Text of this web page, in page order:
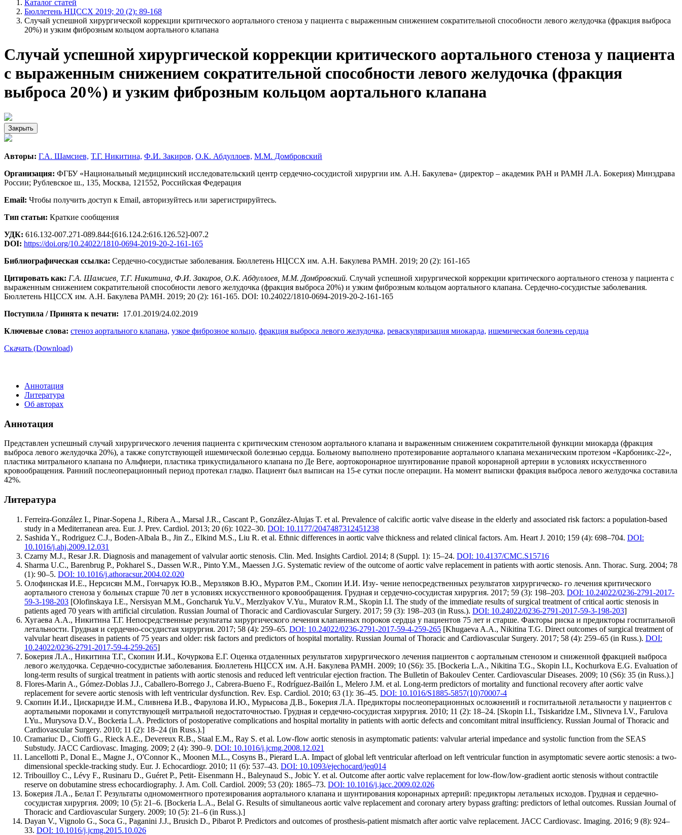
Каталог статей
Бюллетень НЦССХ 2019; 20 (2): 89-168
Случай успешной хирургической коррекции критического аортального стеноза у пациента с выраженным снижением сократительной способности левого желудочка (фракция выброса
20%) и узким фиброзным кольцом аортального клапана
Случай успешной хирургической коррекции критического аортального стеноза у пациента
с выраженным снижением сократительной способности левого желудочка (фракция
выброса 20%) и узким фиброзным кольцом аортального клапана
Закрыть
Авторы: Г.А. Шамсиев, Т.Г. Никитина, Ф.И. Закиров, О.К. Абдуллоев, М.М. Домбровский
Организация: ФГБУ «Национальный медицинский исследовательский центр сердечно-сосудистой хирургии им. А.Н. Бакулева» (директор – академик РАН и РАМН Л.А. Бокерия) Минздрава
России; Рублевское ш., 135, Москва, 121552, Российская Федерация
Email: Чтобы получить доступ к Email, авторизуйтесь или зарегистрируйтесь.
Тип статьи: Краткие сообщения
УДК: 616.132-007.271-089.844:[616.124.2:616.126.52]-007.2
DOI: https://doi.org/10.24022/1810-0694-2019-20-2-161-165
Библиографическая ссылка: Сердечно-сосудистые заболевания. Бюллетень НЦССХ им. А.Н. Бакулева РАМН. 2019; 20 (2): 161-165
Цитировать как: Г.А. Шамсиев, Т.Г. Никитина, Ф.И. Закиров, О.К. Абдуллоев, М.М. Домбровский. Случай успешной хирургической коррекции критического аортального стеноза у пациента с
выраженным снижением сократительной способности левого желудочка (фракция выброса 20%) и узким фиброзным кольцом аортального клапана. Сердечно-сосудистые заболевания.
Бюллетень НЦССХ им. А.Н. Бакулева РАМН. 2019; 20 (2): 161-165. DOI: 10.24022/1810-0694-2019-20-2-161-165
Поступила / Принята к печати: 17.01.2019/24.02.2019
Ключевые слова: стеноз аортального клапана, узкое фиброзное кольцо, фракция выброса левого желудочка, реваскуляризация миокарда, ишемическая болезнь сердца
Скачать (Download)
Аннотация
Литература
Об авторах
Аннотация
Представлен успешный случай хирургического лечения пациента с критическим стенозом аортального клапана и выраженным снижением сократительной функции миокарда (фракция
выброса левого желудочка 20%), а также сопутствующей ишемической болезнью сердца. Больному выполнено протезирование аортального клапана механическим протезом «Карбоникс-22»,
пластика митрального клапана по Альфиери, пластика трикуспидального клапана по Де Веге, аортокоронарное шунтирование правой коронарной артерии в условиях искусственного
кровообращения. Ранний послеоперационный период протекал гладко. Пациент был выписан на 15-е сутки после операции. На момент выписки фракция выброса левого желудочка составила
42%.
Литература
Ferreira-González I., Pinar-Sopena J., Ribera A., Marsal J.R., Cascant P., González-Alujas T. et al. Prevalence of calcific aortic valve disease in the elderly and associated risk factors: a population-based
study in a Mediterranean area. Eur. J. Prev. Cardiol. 2013; 20 (6): 1022–30. DOI: 10.1177/2047487312451238
Sashida Y., Rodriguez C.J., Boden-Albala B., Jin Z., Elkind M.S., Liu R. et al. Ethnic differences in aortic valve thickness and related clinical factors. Am. Heart J. 2010; 159 (4): 698–704. DOI:
10.1016/j.ahj.2009.12.031
Czarny M.J., Resar J.R. Diagnosis and management of valvular aortic stenosis. Clin. Med. Insights Cardiol. 2014; 8 (Suppl. 1): 15–24. DOI: 10.4137/CMC.S15716
Sharma U.C., Barenbrug P., Pokharel S., Dassen W.R., Pinto Y.M., Maessen J.G. Systematic review of the outcome of aortic valve replacement in patients with aortic stenosis. Ann. Thorac. Surg. 2004; 78
(1): 90–5. DOI: 10.1016/j.athoracsur.2004.02.020
Олофинская И.Е., Нерсисян М.М., Гончарук Ю.В., Мерзляков В.Ю., Муратов Р.М., Скопин И.И. Изу- чение непосредственных результатов хирургическо- го лечения критического
аортального стеноза у больных старше 70 лет в условиях искусственного кровообращения. Грудная и сердечно-сосудистая хирургия. 2017; 59 (3): 198–203. DOI: 10.24022/0236-2791-2017-
59-3-198-203 [Olofinskaya I.E., Nersisyan M.M., Goncharuk Yu.V., Merzlyakov V.Yu., Muratov R.M., Skopin I.I. The study of the immediate results of surgical treatment of critical aortic stenosis in
patients aged 70 years with artificial circulation. Russian Journal of Thoracic and Cardiovascular Surgery. 2017; 59 (3): 198–203 (in Russ.). DOI: 10.24022/0236-2791-2017-59-3-198-203]
Хугаева А.А., Никитина Т.Г. Непосредственные результаты хирургического лечения клапанных пороков сердца у пациентов 75 лет и старше. Факторы риска и предикторы госпитальной
летальности. Грудная и сердечно-сосудистая хирургия. 2017; 58 (4): 259–65. DOI: 10.24022/0236-2791-2017-59-4-259-265 [Khugaeva A.A., Nikitina T.G. Direct outcomes of surgical treatment of
valvular heart diseases in patients of 75 years and older: risk factors and predictors of hospital mortality. Russian Journal of Thoracic and Cardiovascular Surgery. 2017; 58 (4): 259–65 (in Russ.). DOI:
10.24022/0236-2791-2017-59-4-259-265]
Бокерия Л.А., Никитина Т.Г., Скопин И.И., Кочуркова Е.Г. Оценка отдаленных результатов хирургического лечения пациентов с аортальным стенозом и сниженной фракцией выброса
левого желудочка. Сердечно-сосудистые заболевания. Бюллетень НЦССХ им. А.Н. Бакулева РАМН. 2009; 10 (S6): 35. [Bockeria L.А., Nikitina Т.G., Skopin I.I., Kochurkova Е.G. Evaluation of
long-term results of surgical treatment in patients with aortic stenosis and reduced left ventricular ejection fraction. The Bulletin of Bakoulev Center. Cardiovascular Diseases. 2009; 10 (S6): 35 (in Russ.).]
Flores-Marin A., Gómez-Doblas J.J., Caballero-Borrego J., Cabrera-Bueno F., Rodríguez-Bailón I., Melero J.M. et al. Long-term predictors of mortality and functional recovery after aortic valve
replacement for severe aortic stenosis with left ventricular dysfunction. Rev. Esp. Cardiol. 2010; 63 (1): 36–45. DOI: 10.1016/S1885-5857(10)70007-4
Скопин И.И., Цискаридзе И.М., Сливнева И.В., Фарулова И.Ю., Мурысова Д.В., Бокерия Л.А. Предикторы послеоперационных осложнений и госпитальной летальности у пациентов с
аортальными пороками и сопутствующей митральной недостаточностью. Грудная и сердечно-сосудистая хирургия. 2010; 11 (2): 18–24. [Skopin I.I., Tsiskaridze I.М., Slivneva I.V., Farulova
I.Yu., Murysova D.V., Bockeria L.А. Predictors of postoperative complications and hospital mortality in patients with aortic defects and concomitant mitral insufficiency. Russian Journal of Thoracic and
Cardiovascular Surgery. 2010; 11 (2): 18–24 (in Russ.).]
Cramariuc D., Cioffi G., Rieck A.E., Devereux R.B., Staal E.M., Ray S. et al. Low-flow aortic stenosis in asymptomatic patients: valvular arterial impedance and systolic function from the SEAS
Substudy. JACC Cardiovasc. Imaging. 2009; 2 (4): 390–9. DOI: 10.1016/j.jcmg.2008.12.021
Lancellotti P., Donal E., Magne J., O'Connor K., Moonen M.L., Cosyns B., Pierard L.A. Impact of global left ventricular afterload on left ventricular function in asymptomatic severe aortic stenosis: a two-
dimensional speckle-tracking study. Eur. J. Echocardiogr. 2010; 11 (6): 537–43. DOI: 10.1093/ejechocard/jeq014
Tribouilloy C., Lévy F., Rusinaru D., Guéret P., Petit- Eisenmann H., Baleynaud S., Jobic Y. et al. Outcome after aortic valve replacement for low-flow/low-gradient aortic stenosis without contractile
reserve on dobutamine stress echocardiography. J. Am. Coll. Cardiol. 2009; 53 (20): 1865–73. DOI: 10.1016/j.jacc.2009.02.026
Бокерия Л.А., Белал Г. Результаты одномоментного протезирования аортального клапана и шунтирования коронарных артерий: предикторы летальных исходов. Грудная и сердечно-
сосудистая хирургия. 2009; 10 (5): 21–6. [Bockeria L.А., Belal G. Results of simultaneous aortic valve replacement and coronary artery bypass grafting: predictors of lethal outcomes. Russian Journal of
Thoracic and Cardiovascular Surgery. 2009; 10 (5): 21–6 (in Russ.).]
Dayan V., Vignolo G., Soca G., Paganini J.J., Brusich D., Pibarot P. Predictors and outcomes of prosthesis-patient mismatch after aortic valve replacement. JACC Cardiovasc. Imaging. 2016; 9 (8): 924–
33. DOI: 10.1016/j.jcmg.2015.10.026